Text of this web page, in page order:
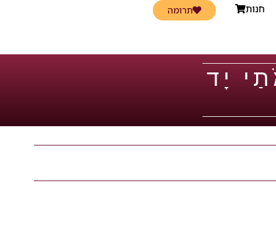
חנות תרומה
יָד